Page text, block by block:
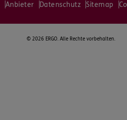
Anbieter Datenschutz Sitemap
© 2026 ERGO. Alle Rechte vorbehalten.